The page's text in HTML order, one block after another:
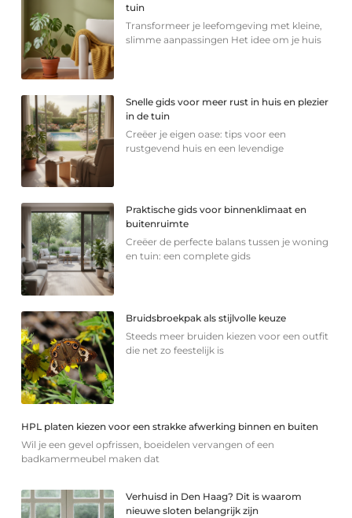
tuin
Transformeer je leefomgeving met kleine,
slimme aanpassingen Het idee om je huis
Snelle gids voor meer rust in huis en plezier
in de tuin
Creëer je eigen oase: tips voor een
rustgevend huis en een levendige
Praktische gids voor binnenklimaat en
buitenruimte
Creëer de perfecte balans tussen je woning
en tuin: een complete gids
Bruidsbroekpak als stijlvolle keuze
Steeds meer bruiden kiezen voor een outfit
die net zo feestelijk is
HPL platen kiezen voor een strakke afwerking binnen en buiten
Wil je een gevel opfrissen, boeidelen vervangen of een
badkamermeubel maken dat
Verhuisd in Den Haag? Dit is waarom
nieuwe sloten belangrijk zijn